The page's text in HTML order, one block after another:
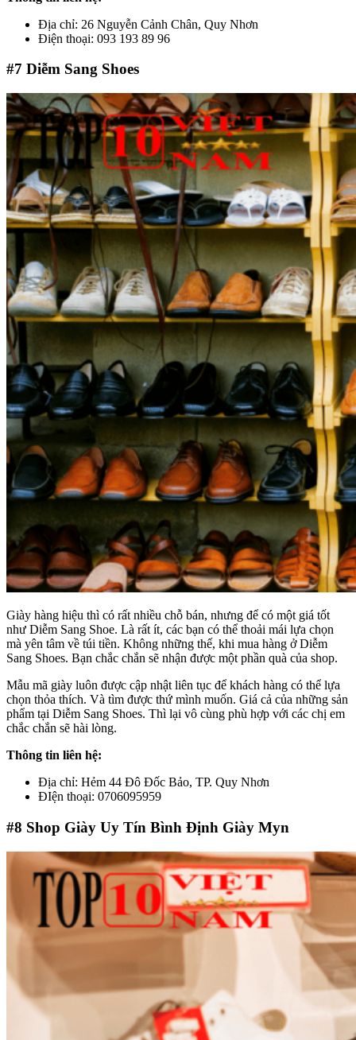
Địa chỉ: 26 Nguyễn Cảnh Chân, Quy Nhơn
Điện thoại: 093 193 89 96
#7 Diễm Sang Shoes
Giày hàng hiệu thì có rất nhiều chỗ bán, nhưng để có một giá tốt
như Diễm Sang Shoe. Là rất ít, các bạn có thể thoải mái lựa chọn
mà yên tâm về túi tiền. Không những thế, khi mua hàng ở Diễm
Sang Shoes. Bạn chắc chắn sẽ nhận được một phần quà của shop.
Mẫu mã giày luôn được cập nhật liên tục để khách hàng có thể lựa
chọn thỏa thích. Và tìm được thứ mình muốn. Giá cả của những sản
phẩm tại Diễm Sang Shoes. Thì lại vô cùng phù hợp với các chị em
chắc chắn sẽ hài lòng.
Thông tin liên hệ:
Địa chỉ: Hẻm 44 Đô Đốc Bảo, TP. Quy Nhơn
ĐIện thoại: 0706095959
#8 Shop Giày Uy Tín Bình Định Giày Myn